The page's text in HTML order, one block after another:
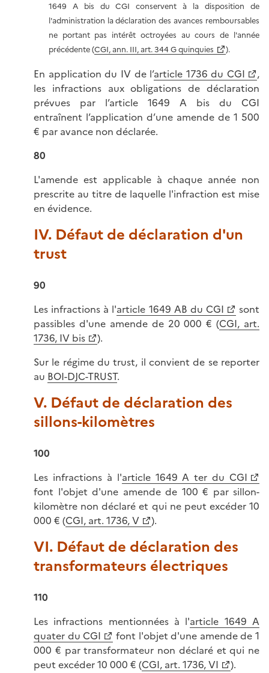
1649 A bis du CGI conservent à la disposition de
l'administration la déclaration des avances remboursables
ne portant pas intérêt octroyées au cours de l'année
précédente (CGI, ann. III, art. 344 G quinquies ).
En application du IV de l’article 1736 du CGI
,
les infractions aux obligations de déclaration
prévues par l’article 1649 A bis du CGI
entraînent l’application d’une amende de 1 500
€ par avance non déclarée.
80
L'amende est applicable à chaque année non
prescrite au titre de laquelle l'infraction est mise
en évidence.
IV. Défaut de déclaration d'un
trust
90
Les infractions à l'article 1649 AB du CGI
sont
passibles d'une amende de 20 000 € (CGI, art.
1736, IV bis
).
Sur le régime du trust, il convient de se reporter
au BOI-DJC-TRUST.
V. Défaut de déclaration des
sillons-kilomètres
100
Les infractions à l'article 1649 A ter du CGI
font l'objet d'une amende de 100 € par sillon-
kilomètre non déclaré et qui ne peut excéder 10
000 € (CGI, art. 1736, V ).
VI. Défaut de déclaration des
transformateurs électriques
110
Les infractions mentionnées à l'article 1649 A
quater du CGI
font l'objet d'une amende de 1
000 € par transformateur non déclaré et qui ne
peut excéder 10 000 € (CGI, art. 1736, VI ).